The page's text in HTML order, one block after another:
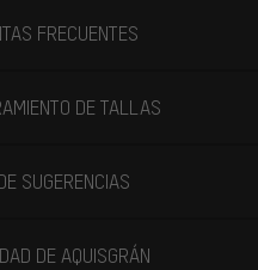
FRECUENTES
DE TALLAS
SUGERENCIAS
DE AQUISGRÁN